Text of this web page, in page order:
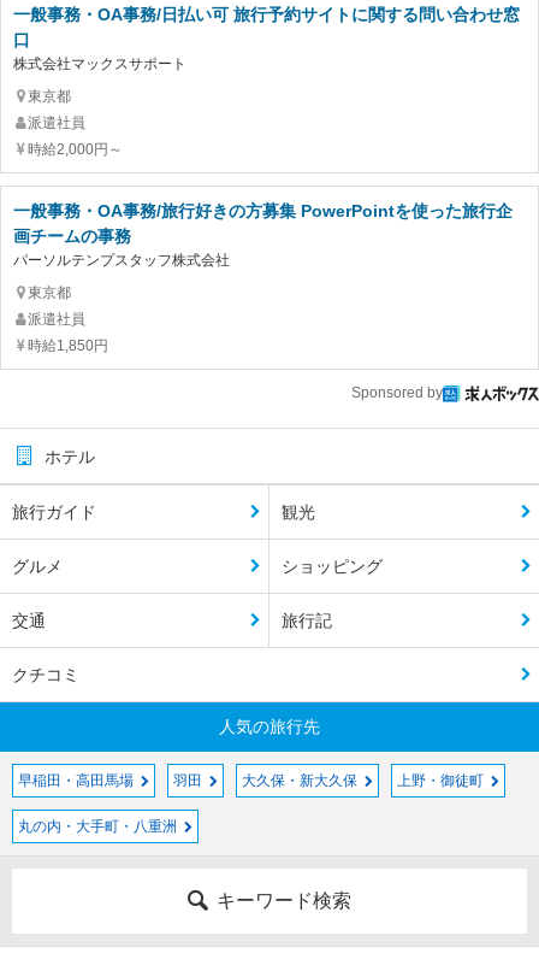
一般事務・OA事務/日払い可 旅行予約サイトに関する問い合わせ窓
口
株式会社マックスサポート
東京都
派遣社員
時給2,000円～
一般事務・OA事務/旅行好きの方募集 PowerPointを使った旅行企
画チームの事務
パーソルテンプスタッフ株式会社
東京都
派遣社員
時給1,850円
Sponsored by
ホテル
旅行ガイド 観光
グルメ ショッピング
交通 旅行記
クチコミ
人気の旅行先
早稲田・高田馬場 羽田 大久保・新大久保 上野・御徒町
丸の内・大手町・八重洲
キーワード検索